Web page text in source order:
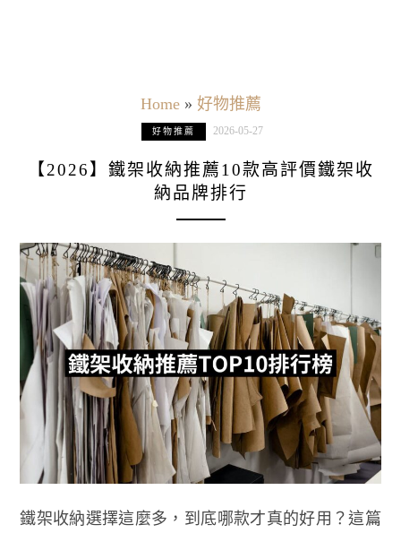
Home» 好物推薦
好物推薦 2026-05-27
【2026】鐵架收納推薦10款高評價鐵架收
納品牌排行
鐵架收納選擇這麼多，到底哪款才真的好用？這篇